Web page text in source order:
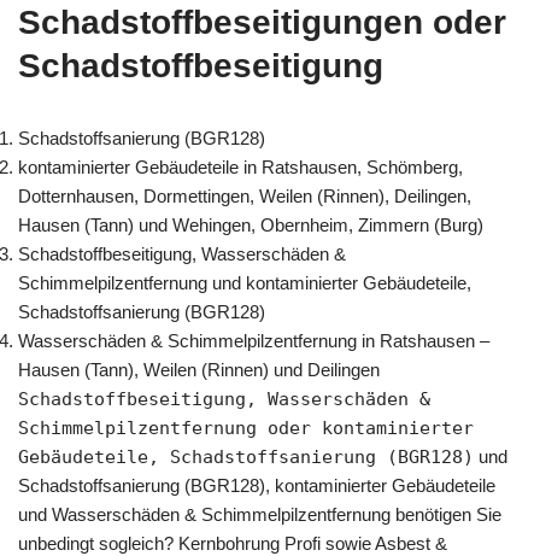
Schadstoffbeseitigungen oder
Schadstoffbeseitigung
Schadstoffsanierung (BGR128)
kontaminierter Gebäudeteile in Ratshausen, Schömberg,
Dotternhausen, Dormettingen, Weilen (Rinnen), Deilingen,
Hausen (Tann) und Wehingen, Obernheim, Zimmern (Burg)
Schadstoffbeseitigung, Wasserschäden &
Schimmelpilzentfernung und kontaminierter Gebäudeteile,
Schadstoffsanierung (BGR128)
Wasserschäden & Schimmelpilzentfernung in Ratshausen –
Hausen (Tann), Weilen (Rinnen) und Deilingen
Schadstoffbeseitigung, Wasserschäden &
Schimmelpilzentfernung oder kontaminierter
Gebäudeteile, Schadstoffsanierung (BGR128) und
Schadstoffsanierung (BGR128), kontaminierter Gebäudeteile
und Wasserschäden & Schimmelpilzentfernung benötigen Sie
unbedingt sogleich? Kernbohrung Profi sowie Asbest &